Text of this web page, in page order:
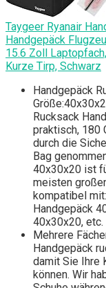
Taygeer Ryanair
Handgepäck
15.6 Zoll
Kurze Tirp, Schwarz
Handgepäck
Rucksack
praktisch, 180
durch die
Bag
40x30x20 ist
meisten
kompatibel
Handgepäck
40x30x20, etc.
Mehrere
Handgepäck
damit Sie Ihre
können. Wir